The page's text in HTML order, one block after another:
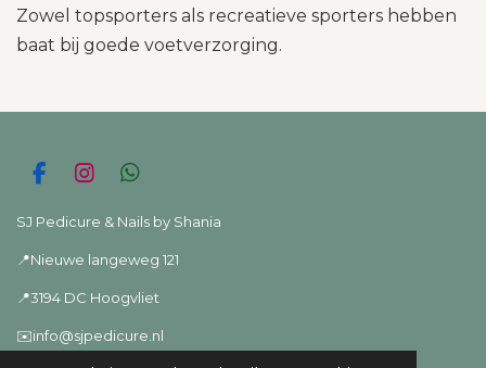
Zowel topsporters als recreatieve sporters hebben
baat bij goede voetverzorging.
F
c
b
o
k
I
s
a
r
a
m
W
a
s
p
SJ Pedicure & Nails by Shania
📍Nieuwe langeweg 121
📍3194 DC Hoogvliet
✉️info@sjpedicure.nl